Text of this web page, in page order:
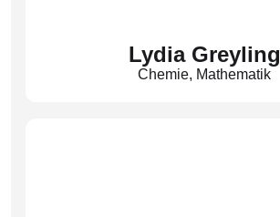
Lydia Greyling
Chemie, Mathematik